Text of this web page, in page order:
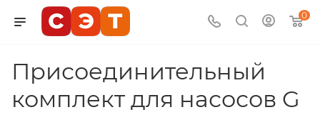
0
Присоединительный
комплект для насосов G